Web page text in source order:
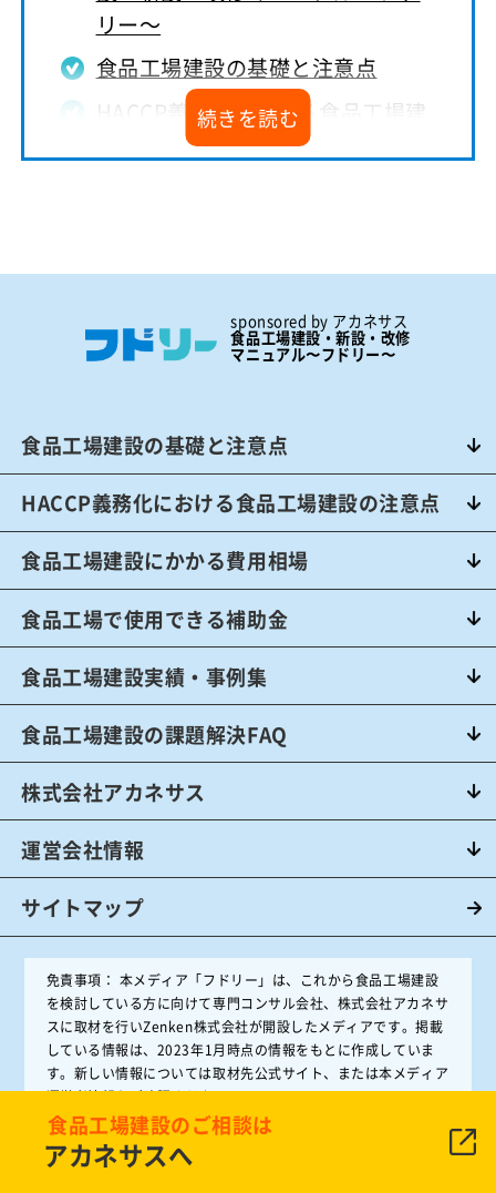
リー～
食品工場建設の基礎と注意点
HACCP義務化における食品工場建
設の注意点
食品工場建設実績・事例集
食品工場建設の課題解決FAQ
株式会社アカネサス
sponsored by アカネサス
食品工場建設・新設・改修
マニュアル〜フドリー〜
食品工場建設の基礎と注意点
HACCP義務化における食品工場建設の注意点
食品工場建設にかかる費用相場
食品工場で使用できる補助金
食品工場建設実績・事例集
食品工場建設の課題解決FAQ
株式会社アカネサス
運営会社情報
サイトマップ
免責事項： 本メディア「フドリー」は、これから食品工場建設
を検討している方に向けて専門コンサル会社、株式会社アカネサ
スに取材を行いZenken株式会社が開設したメディアです。掲載
している情報は、2023年1月時点の情報をもとに作成していま
す。新しい情報については取材先公式サイト、または本メディア
運営者情報をご確認ください。
無断転用禁止（Unauthorized copying prohibited.）
食品工場建設のご相談は
アカネサスへ